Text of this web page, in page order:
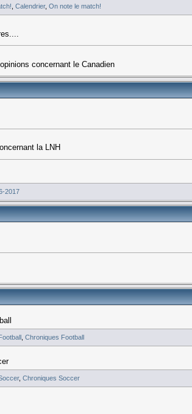
,Calendrier,On note le match!
concernant le Canadien
la LNH
2017
,Chroniques Football
,Chroniques Soccer